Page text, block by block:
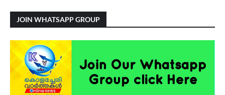
JOIN WHATSAPP GROUP